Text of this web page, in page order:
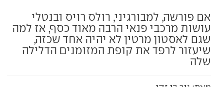
אם פורשה, למבורגיני, רולס רויס ובנטלי
עושות מרכבי פנאי הרבה מאוד כסף, אז למה
שגם לאסטון מרטין לא יהיה אחד שכזה,
שיעזור לרפד את קופת המזומנים הדלילה
שלה